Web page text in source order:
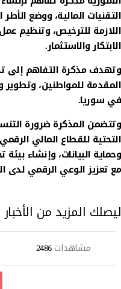
التقنيات المالية، ووضع
اللازمة للترخيص، وتنظيم
الابتكار والاستثمار.
وتهدف مذكرة التفاهم إلى
المقدمة للمواطنين، وتطوير
في سوريا.
وتتضمن المذكرة ضرورة
التحتية للقطاع المالي
وحماية البيانات، وإنشاء بيئة
مع تعزيز الوعي الرقمي لدى
ليصلك المزيد من
مشاهدات2486